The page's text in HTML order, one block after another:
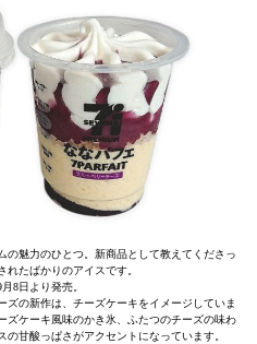
の魅力のひとつ。新商品として教えてくださっ
れたばかりのアイスです。
8日より発売。
ズの新作は、チーズケーキをイメージしていま
ズケーキ風味のかき氷、ふたつのチーズの味わ
甘酸っぱさがアクセントになっています。